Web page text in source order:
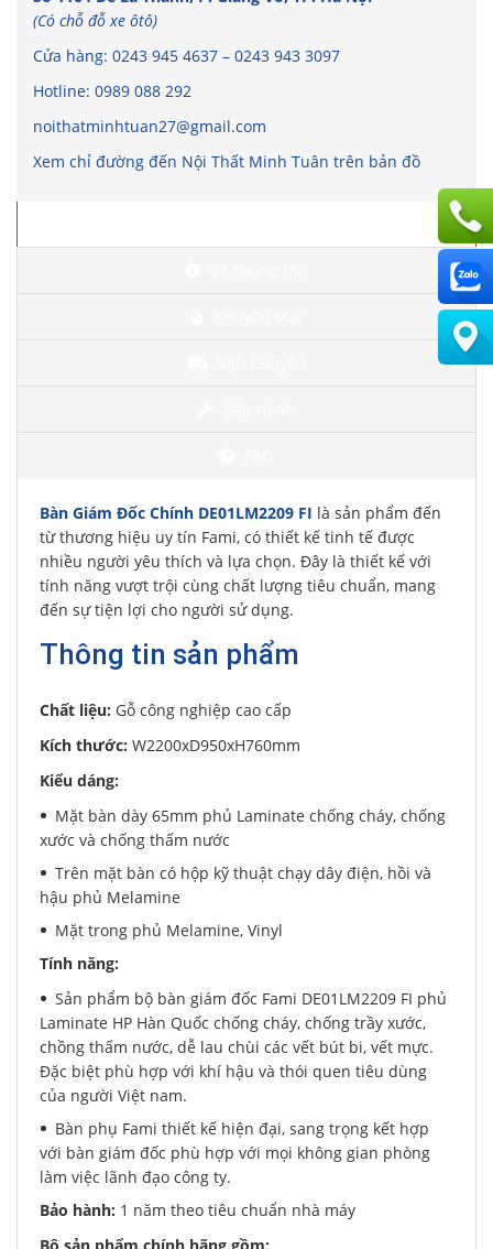
(Có chỗ đỗ xe ôtô)
Cửa hàng: 0243 945 4637 – 0243 943 3097
Hotline: 0989 088 292
noithatminhtuan27@gmail.com
Xem chỉ đường đến Nội Thất Minh Tuân trên bản đồ
Bàn Giám Đốc Chính DE01LM2209 FI là sản phẩm đến
từ thương hiệu uy tín Fami, có thiết kế tinh tế được
nhiều người yêu thích và lựa chọn. Đây là thiết kế với
tính năng vượt trội cùng chất lượng tiêu chuẩn, mang
đến sự tiện lợi cho người sử dụng.
Thông tin sản phẩm
Chất liệu: Gỗ công nghiệp cao cấp
Kích thước: W2200xD950xH760mm
Kiểu dáng:
Mặt bàn dày 65mm phủ Laminate chống cháy, chống
xước và chống thấm nước
Trên mặt bàn có hộp kỹ thuật chạy dây điện, hồi và
hậu phủ Melamine
Mặt trong phủ Melamine, Vinyl
Tính năng:
Sản phẩm bộ bàn giám đốc Fami DE01LM2209 FI phủ
Laminate HP Hàn Quốc chống cháy, chống trầy xước,
chồng thấm nước, dễ lau chùi các vết bút bi, vết mực.
Đặc biệt phù hợp với khí hậu và thói quen tiêu dùng
của người Việt nam.
Bàn phụ Fami thiết kế hiện đại, sang trọng kết hợp
với bàn giám đốc phù hợp với mọi không gian phòng
làm việc lãnh đạo công ty.
Bảo hành: 1 năm theo tiêu chuẩn nhà máy